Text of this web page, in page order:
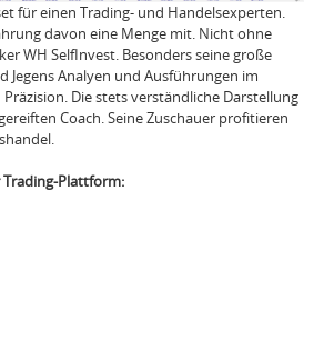
für einen Trading- und Handelsexperten.
davon eine Menge mit. Nicht ohne
WH SelfInvest. Besonders seine große
Jegens Analyen und Ausführungen im
Die stets verständliche Darstellung
Coach. Seine Zuschauer profitieren
Trading-Plattform: